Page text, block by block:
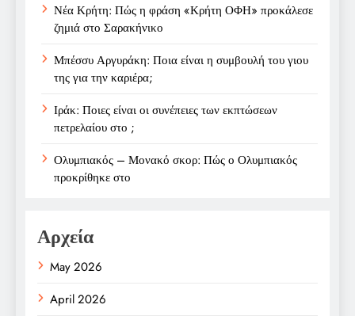
Νέα Κρήτη: Πώς η φράση «Κρήτη ΟΦΗ» προκάλεσε
ζημιά στο Σαρακήνικο
Μπέσσυ Αργυράκη: Ποια είναι η συμβουλή του γιου
της για την καριέρα;
Ιράκ: Ποιες είναι οι συνέπειες των εκπτώσεων
πετρελαίου στο ;
Ολυμπιακός – Μονακό σκορ: Πώς ο Ολυμπιακός
προκρίθηκε στο
Αρχεία
May 2026
April 2026